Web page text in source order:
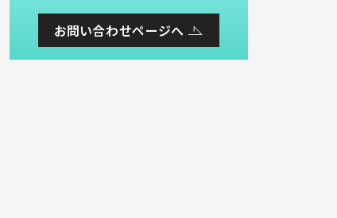
お問い合わせページへ